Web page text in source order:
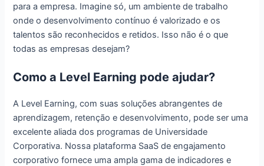
para a empresa. Imagine só, um ambiente de trabalho
onde o desenvolvimento contínuo é valorizado e os
talentos são reconhecidos e retidos. Isso não é o que
todas as empresas desejam?
Como a Level Earning pode ajudar?
A Level Earning, com suas soluções abrangentes de
aprendizagem, retenção e desenvolvimento, pode ser uma
excelente aliada dos programas de Universidade
Corporativa. Nossa plataforma SaaS de engajamento
corporativo fornece uma ampla gama de indicadores e